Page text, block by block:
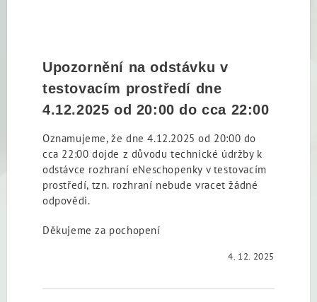
Upozornění na odstávku v
testovacím prostředí dne
4.12.2025 od 20:00 do cca 22:00
Oznamujeme, že dne 4.12.2025 od 20:00 do
cca 22:00 dojde z důvodu technické údržby k
odstávce rozhraní eNeschopenky v testovacím
prostředí, tzn. rozhraní nebude vracet žádné
odpovědi.
Děkujeme za pochopení
4. 12. 2025